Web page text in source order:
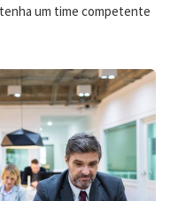
um time competente